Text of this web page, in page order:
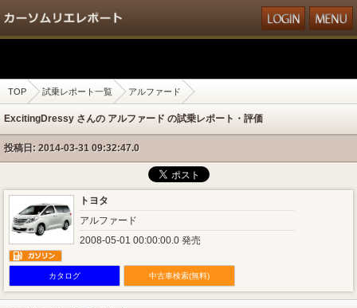
TOP 試乗レポート一覧 アルファード
ExcitingDressy さんの アルファード の試乗レポート・評価
投稿日: 2014-03-31 09:32:47.0
トヨタ
アルファード
2008-05-01 00:00:00.0 発売
カタログ 中古車検索(無料)